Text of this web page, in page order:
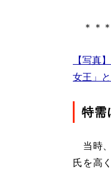
＊＊＊
【写真
女王」
特需
当時、
氏を高